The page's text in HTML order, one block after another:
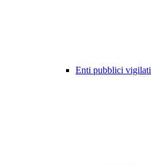
Enti pubblici vigilati